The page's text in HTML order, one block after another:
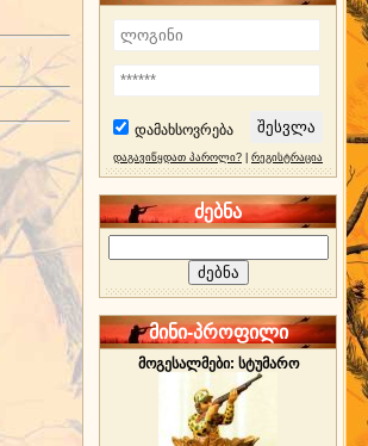
დამახსოვრება
დაგავიწყდათ პაროლი? რეგისტრაცია
ძებნა
მინი-პროფილი
მოგესალმები: სტუმარო